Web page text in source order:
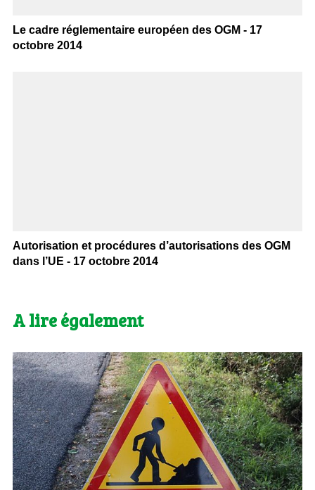
Le cadre réglementaire européen des OGM - 17
octobre 2014
Autorisation et procédures d’autorisations des OGM
dans l’UE - 17 octobre 2014
A lire également